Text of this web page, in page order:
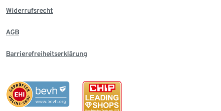
Widerrufsrecht
AGB
Barrierefreiheitserklärung